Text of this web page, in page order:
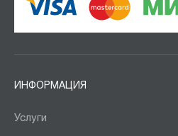
ИНФОРМАЦИЯ
Услуги